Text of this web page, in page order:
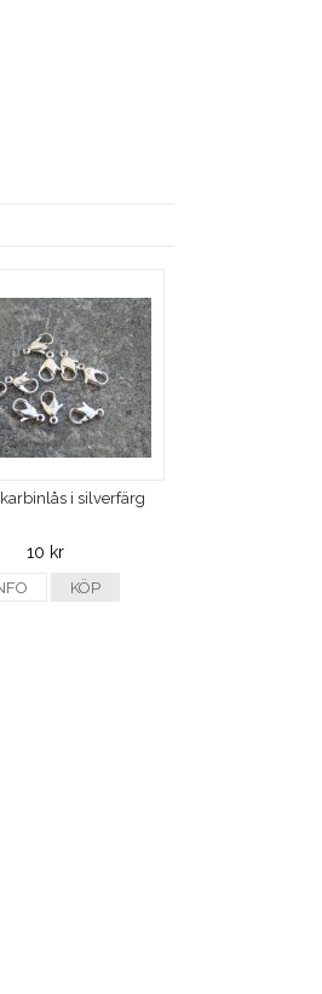
i silverfärg
10 kr
KÖP